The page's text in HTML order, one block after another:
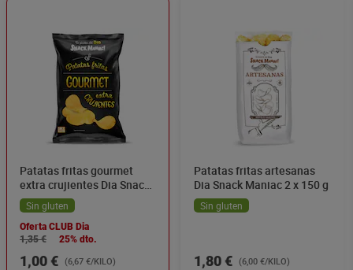
Patatas fritas gourmet
extra crujientes Dia Snack
Maniac 150 g
Sin gluten
Oferta CLUB Dia
1,35 €
25% dto.
1,00 € (6,67 €/KILO)
Patatas fritas artesanas
Dia Snack Maniac 2 x 150 g
Sin gluten
1,80 € (6,00 €/KILO)